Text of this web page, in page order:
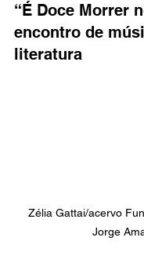
“É Doce Morrer
encontro de
literatura
Zélia Gattai/acervo
Jorge